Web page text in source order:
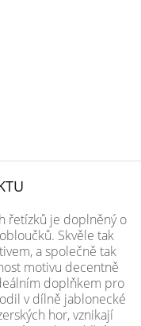
řetízků je doplněný o
Skvěle tak
a společně tak
motivu decentně
doplňkem pro
v dílně jablonecké
hor, vznikají